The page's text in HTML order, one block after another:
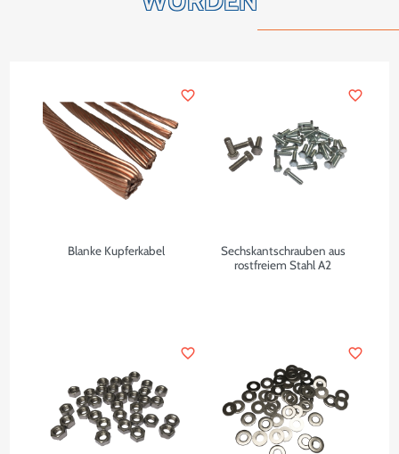
Blanke Kupferkabel
favorite_border
Sechskantschrauben aus
rostfreiem Stahl A2
favorite_border
favorite_border favorite_border